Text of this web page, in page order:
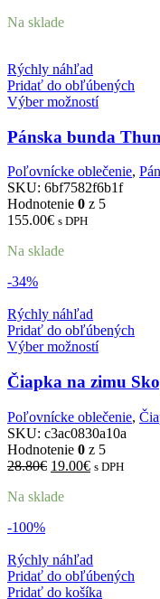
Na sklade
Rýchly náhľad
Pridať do obľúbených
Výber možností
Pánska bunda
Poľovnícke oblečenie,
SKU: 6bf7582f6b1f
Hodnotenie 0 z 5
155.00€ s DPH
Na sklade
-34%
Rýchly náhľad
Pridať do obľúbených
Výber možností
Čiapka na zimu
Poľovnícke oblečenie,
SKU: c3ac0830a10a
Hodnotenie 0 z 5
28.80€ Pôvodná
bola:
19.00€Aktuálna
s DPH
Na sklade
-100%
Rýchly náhľad
Pridať do obľúbených
Pridať do košíka